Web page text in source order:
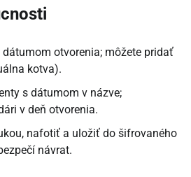
otvorenia; môžete pridať
kotva).
s dátumom v názve;
v deň otvorenia.
nafotiť a uložiť do šifrovaného
návrat.